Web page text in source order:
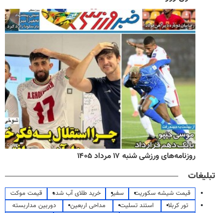
روزنامه‌های ورزشی شنبه ۱۷ مرداد ۱۴۰۵
تبلیغات
قیمت شیشه سکوریت سفیر خرید طلای آب شده
قیمت موکت
تور کربلا
استند تسلیت مداحی اربعین
دوربین مداربسته